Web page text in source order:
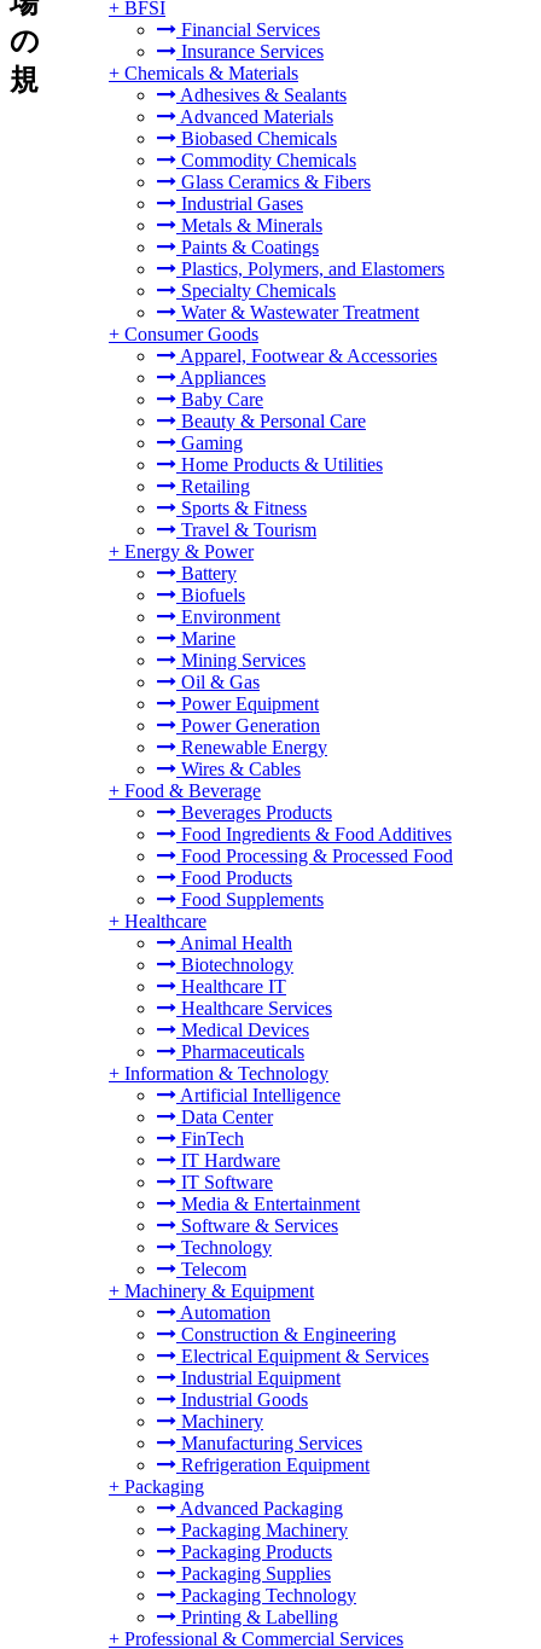
+ BFSI
Financial Services
Insurance Services
+ Chemicals & Materials
Adhesives & Sealants
Advanced Materials
Biobased Chemicals
Commodity Chemicals
Glass Ceramics & Fibers
Industrial Gases
Metals & Minerals
Paints & Coatings
Plastics, Polymers, and Elastomers
Specialty Chemicals
Water & Wastewater Treatment
+ Consumer Goods
Apparel, Footwear & Accessories
Appliances
Baby Care
Beauty & Personal Care
Gaming
Home Products & Utilities
Retailing
Sports & Fitness
Travel & Tourism
+ Energy & Power
Battery
Biofuels
Environment
Marine
Mining Services
Oil & Gas
Power Equipment
Power Generation
Renewable Energy
Wires & Cables
+ Food & Beverage
Beverages Products
Food Ingredients & Food Additives
Food Processing & Processed Food
Food Products
Food Supplements
+ Healthcare
Animal Health
Biotechnology
Healthcare IT
Healthcare Services
Medical Devices
Pharmaceuticals
+ Information & Technology
Artificial Intelligence
Data Center
FinTech
IT Hardware
IT Software
Media & Entertainment
Software & Services
Technology
Telecom
+ Machinery & Equipment
Automation
Construction & Engineering
Electrical Equipment & Services
Industrial Equipment
Industrial Goods
Machinery
Manufacturing Services
Refrigeration Equipment
+ Packaging
Advanced Packaging
Packaging Machinery
Packaging Products
Packaging Supplies
Packaging Technology
Printing & Labelling
+ Professional & Commercial Services
の
規